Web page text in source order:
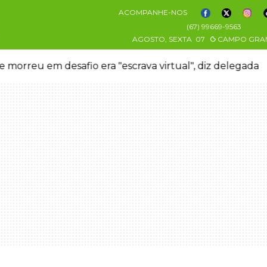
ACOMPANHE-NOS
(67) 99669-9563
AGOSTO, SEXTA 07 CAMPO
morreu em desafio era "escrava virtual", diz delegada